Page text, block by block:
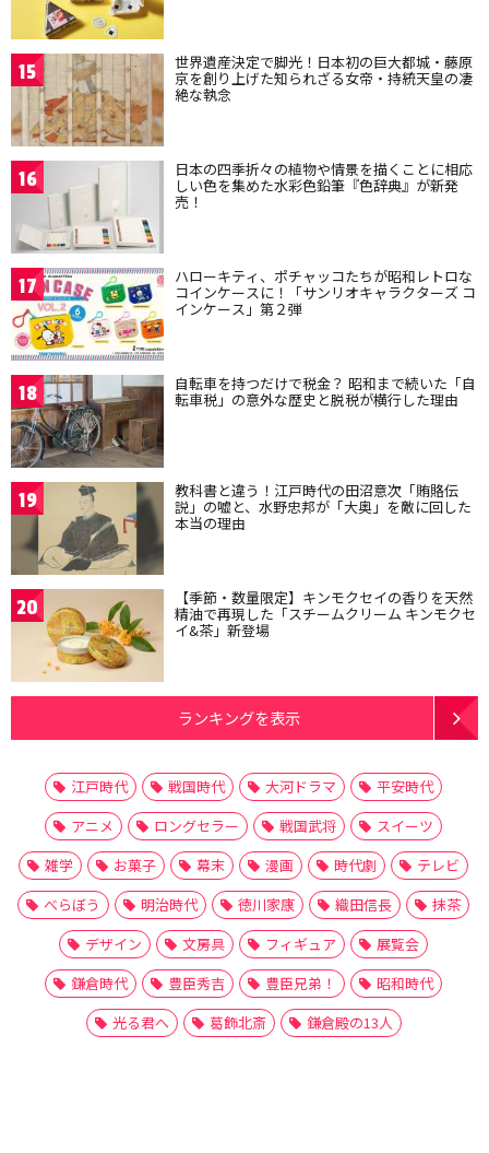
15 世界遺産決定で脚光！日本初の巨大都城・藤原
京を創り上げた知られざる女帝・持統天皇の凄
絶な執念
16 日本の四季折々の植物や情景を描くことに相応
しい色を集めた水彩色鉛筆『色辞典』が新発
売！
17 ハローキティ、ポチャッコたちが昭和レトロな
コインケースに！「サンリオキャラクターズ コ
インケース」第２弾
18 自転車を持つだけで税金？ 昭和まで続いた「自
転車税」の意外な歴史と脱税が横行した理由
19 教科書と違う！江戸時代の田沼意次「賄賂伝
説」の嘘と、水野忠邦が「大奥」を敵に回した
本当の理由
20 【季節・数量限定】キンモクセイの香りを天然
精油で再現した「スチームクリーム キンモクセ
イ&茶」新登場
ランキングを表示
江戸時代 戦国時代 大河ドラマ
平安時代
アニメ
ロングセラー 戦国武将
スイーツ
雑学
お菓子 幕末 漫画 時代劇
テレビ
べらぼう
明治時代 徳川家康 織田信長
抹茶
デザイン
文房具 フィギュア
展覧会
鎌倉時代
豊臣秀吉 豊臣兄弟！
昭和時代
光る君へ
葛飾北斎 鎌倉殿の13人